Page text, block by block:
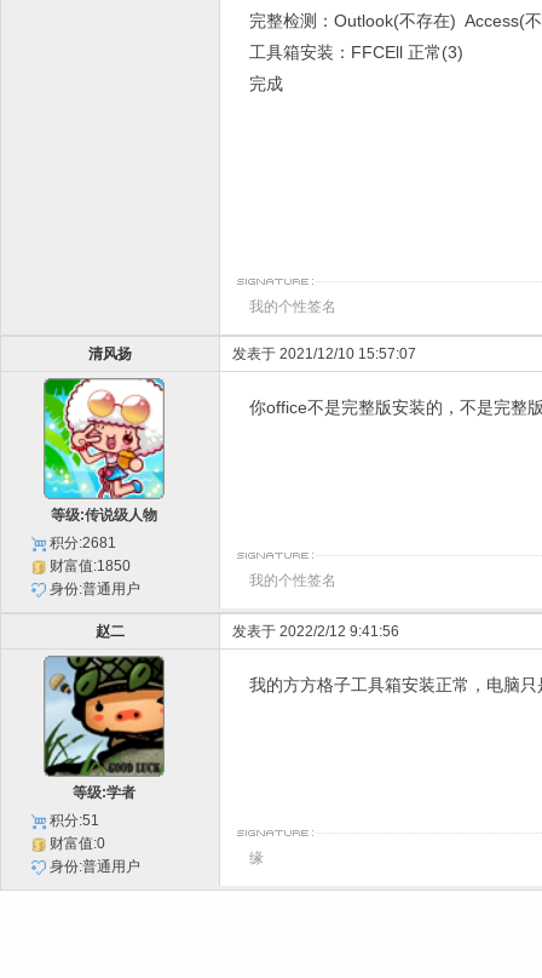
完整检测：Outlook(不存在) Access(
工具箱安装：FFCEll 正常(3)
完成
我的个性签名
清风扬 发表于 2021/12/10 15:57:07
等级:传说级人物
积分:2681
财富值:1850
身份:普通用户
你office不是完整版安装的，不是完整
我的个性签名
赵二 发表于 2022/2/12 9:41:56
等级:学者
积分:51
财富值:0
身份:普通用户
我的方方格子工具箱安装正常，电脑
缘